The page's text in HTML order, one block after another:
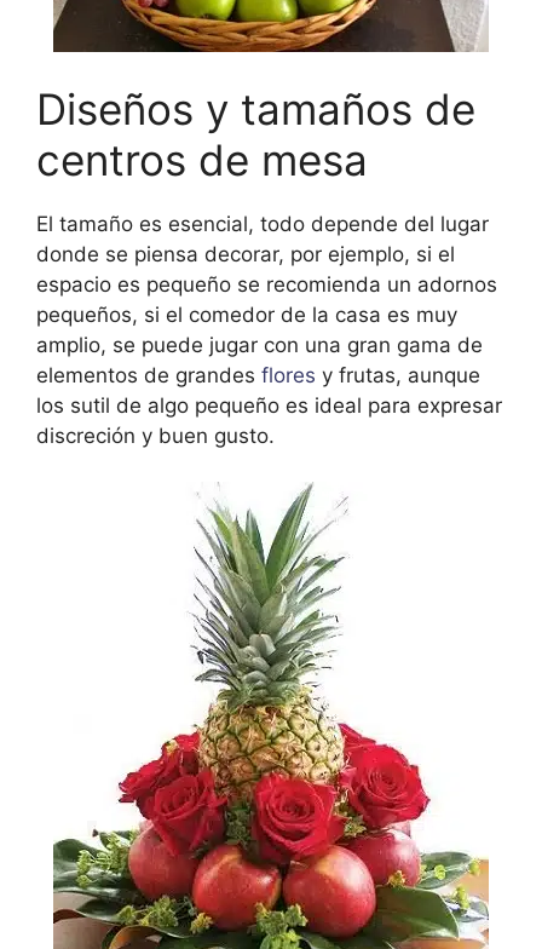
Diseños y tamaños de
centros de mesa
El tamaño es esencial, todo depende del lugar
donde se piensa decorar, por ejemplo, si el
espacio es pequeño se recomienda un adornos
pequeños, si el comedor de la casa es muy
amplio, se puede jugar con una gran gama de
elementos de grandes flores y frutas, aunque
los sutil de algo pequeño es ideal para expresar
discreción y buen gusto.